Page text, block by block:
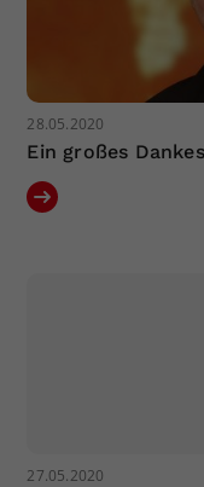
28.05.2020
Ein großes
27.05.2020